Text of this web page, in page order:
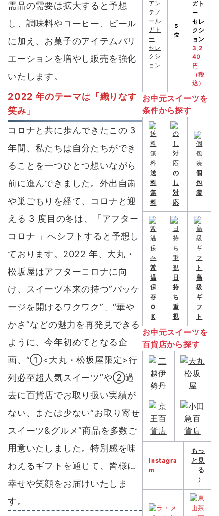
需品の需要は拡大すると予想
し、調味料やコーヒー、ビール
に加え、お菓子のアイテムバリ
エーションを増やし販売を強化
いたします。
2022 年のテーマは「織りなす
笑み」
コロナと共に歩んできたこの 3
年間、私たちは自分たちができ
ることを一つひとつ想いながら
前に進んできました。外出自粛
や巣ごもりを経て、コロナと迎
える 3 度目の冬は、「アフター
コロナ 」へシフトすると予想し
ております。2022 年、大丸・
松坂屋はアフターコロナに向
け、スイーツ本来の持つ”パッケ
ージを開けるワクワク”、“華や
かさ”などの魅力を再発見できる
ように、今年初めてとなる企
画、“①<大丸・松坂屋限定>行
列必至超人気スイーツ”や②過
去に百貨店でお取り扱い実績が
ない、または少ない“お取り寄せ
スイーツ&グルメ”商品を多数ご
用意いたしました。特別感を味
わえるギフトを通じて、皆様に
幸せや笑顔をお届けいたしま
す。
5
位
ガト
ー
セレ
クシ
ョン
3,2
40
円
（税
込）
お中元スイーツを
条件から探す
送
料
無
料
の
し
対
応
個
包
装
常
温
保
存
O
K
日
持
ち
重
視
高
級
ギ
フ
ト
お中元スイーツを
百貨店から探す
Instagra
m
もっ
と見
る
〉